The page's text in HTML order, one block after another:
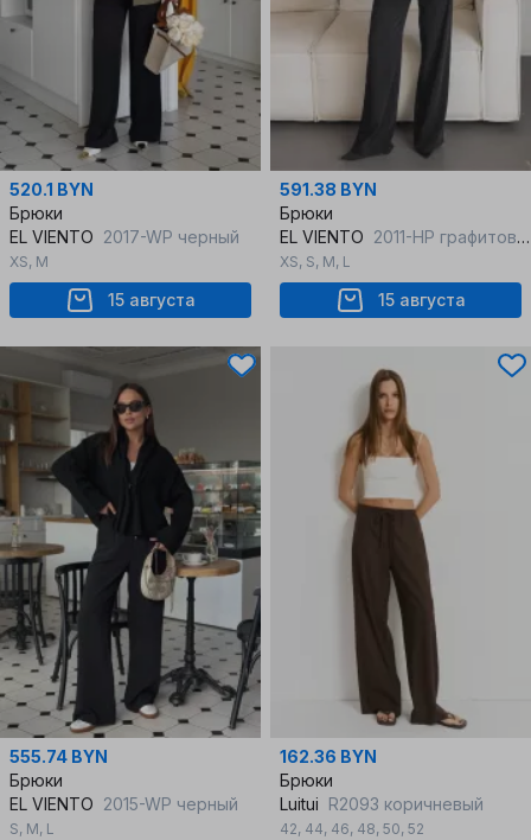
520.1 BYN
Брюки
EL VIENTO 2017-WP черный
XS, M
15 августа
591.38 BYN
Брюки
EL VIENTO 2011-HP графитовый
XS, S, M, L
15 августа
555.74 BYN
Брюки
EL VIENTO 2015-WP черный
S, M, L
162.36 BYN
Брюки
Luitui R2093 коричневый
42, 44, 46, 48, 50, 52